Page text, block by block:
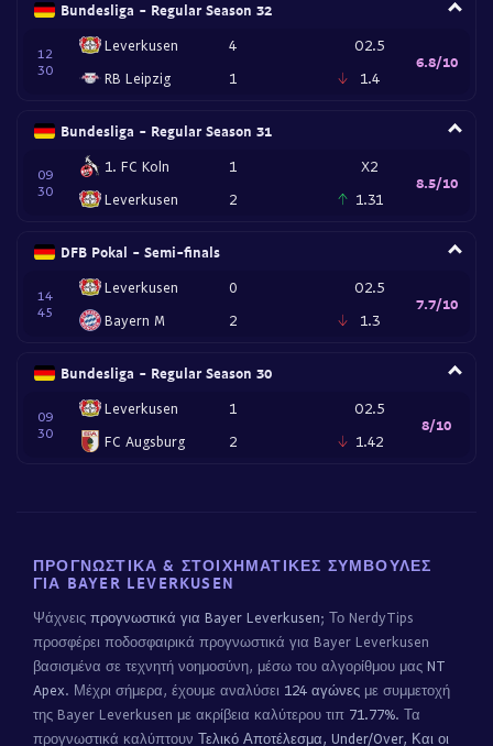
Bundesliga - Regular Season 32
12
30
Leverkusen
RB Leipzig
4
1
O2.5
1.4
6.8/10
Bundesliga - Regular Season 31
09
30
1. FC Koln
Leverkusen
1
2
X2
1.31
8.5/10
DFB Pokal - Semi-finals
14
45
Leverkusen
Bayern M
0
2
O2.5
1.3
7.7/10
Bundesliga - Regular Season 30
09
30
Leverkusen
FC Augsburg
1
2
O2.5
1.42
8/10
ΠΡΟΓΝΩΣΤΙΚΆ & ΣΤΟΙΧΗΜΑΤΙΚΈΣ ΣΥΜΒΟΥΛΈΣ
ΓΙΑ BAYER LEVERKUSEN
Ψάχνεις προγνωστικά για Bayer Leverkusen; Το NerdyTips
προσφέρει ποδοσφαιρικά προγνωστικά για Bayer Leverkusen
βασισμένα σε τεχνητή νοημοσύνη, μέσω του αλγορίθμου μας NT
Apex. Μέχρι σήμερα, έχουμε αναλύσει 124 αγώνες με συμμετοχή
της Bayer Leverkusen με ακρίβεια καλύτερου τιπ 71.77%. Τα
προγνωστικά καλύπτουν Τελικό Αποτέλεσμα, Under/Over, Και οι